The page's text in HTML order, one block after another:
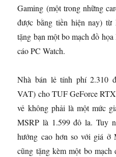
Gaming (một trong những
được bằng tiền hiện nay)
tặng bạn một bo mạch đồ
cáo PC Watch.
Nhà bán lẻ tính phí 2.310
VAT) cho TUF GeForce
vẻ không phải là một mức
MSRP là 1.599 đô la. Tuy
hướng cao hơn so với giá
cũng tặng kèm một bo